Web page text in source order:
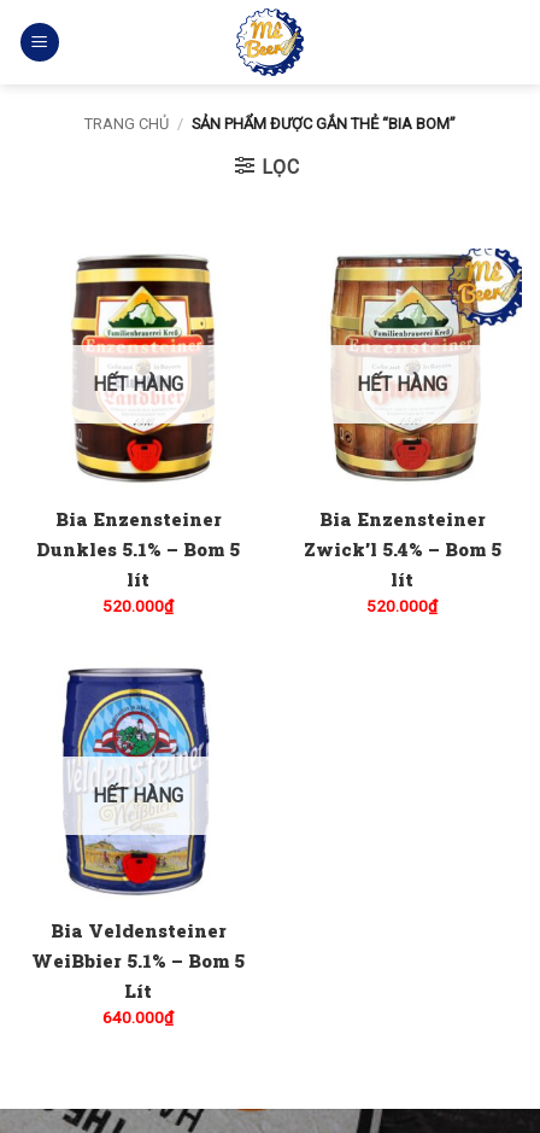
qua
TRANG CHỦ / SẢN PHẨM ĐƯỢC GẮN THẺ “BIA BOM”
LỌC
HẾT HÀNG
Bia Enzensteiner
Dunkles 5.1% – Bom 5
lít
520.000₫
HẾT HÀNG
Bia Enzensteiner
Zwick’l 5.4% – Bom 5
lít
520.000₫
HẾT HÀNG
Bia Veldensteiner
WeiBbier 5.1% – Bom 5
Lít
640.000₫